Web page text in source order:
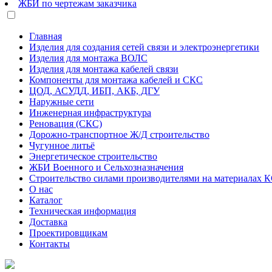
ЖБИ по чертежам заказчика
Главная
Изделия для создания сетей связи и электроэнергетики
Изделия для монтажа ВОЛС
Изделия для монтажа кабелей связи
Компоненты для монтажа кабелей и СКС
ЦОД, АСУДД, ИБП, АКБ, ДГУ
Наружные сети
Инженерная инфраструктура
Реновация (СКС)
Дорожно-транспортное Ж/Д строительство
Чугунное литьё
Энергетическое строительство
ЖБИ Военного и Сельхозназначения
Строительство силами производителями на материалах
О нас
Каталог
Техническая информация
Доставка
Проектировщикам
Контакты